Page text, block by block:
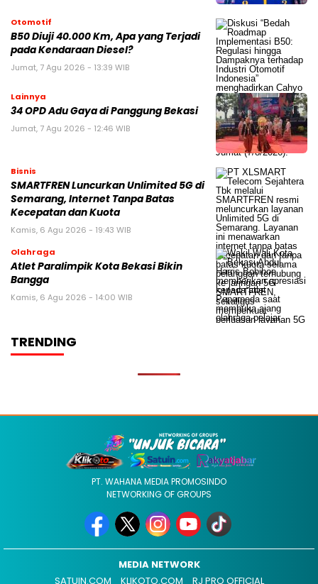
Otomotif
B50 Diuji 40.000 Km, Apa yang Terjadi
pada Kendaraan Diesel?
Jumat, 7 Agu 2026 - 13:39 WIB
Lainnya
34 OPD Adu Gaya di Panggung Bekasi
Jumat, 7 Agu 2026 - 12:46 WIB
Bisnis
SMARTFREN Luncurkan Unlimited 5G di
Semarang, Internet Tanpa Batas
Kecepatan dan Kuota
Kamis, 6 Agu 2026 - 19:43 WIB
Olahraga
Atlet Paralimpik Kota Bekasi Bikin
Bangga
Kamis, 6 Agu 2026 - 14:00 WIB
TRENDING
PT. WAHANA MEDIA PROMOSINDO
NETWORKING OF GROUPS
MEDIA NETWORK
SATUIN.COM
KLIKOTO.COM RJ PRO OFFICIAL